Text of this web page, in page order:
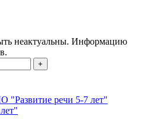
неактуальны. Информацию
+